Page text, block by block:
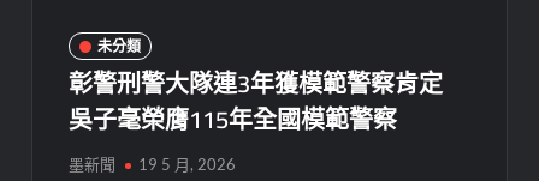
未分類
彰警刑警大隊連3年獲模範警察肯定
吳子毫榮膺115年全國模範警察
墨新聞 19 5 月, 2026